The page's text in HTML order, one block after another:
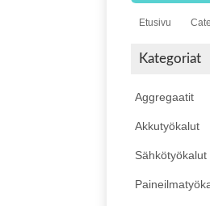
Etusivu
Kategoriat
Aggregaatit
Akkutyökalut
Sähkötyökalut